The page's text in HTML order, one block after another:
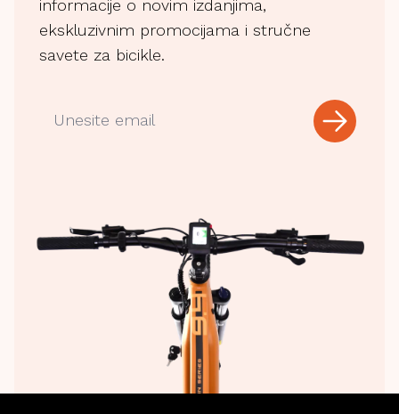
informacije o novim izdanjima,
ekskluzivnim promocijama i stručne
savete za bicikle.